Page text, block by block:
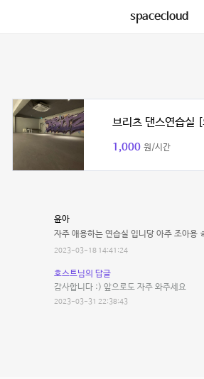
spacecloud
브리츠 댄스연습실 [
1,000 원/시간
윤아
자주 애용하는 연습실 입니당 아주 조아용
2023-03-18 14:41:24
호스트님의 답글
감사합니다 :) 앞으로도 자주 와주세요
2023-03-31 22:38:43